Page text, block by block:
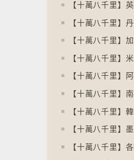
【十萬八千里】
【十萬八千里】